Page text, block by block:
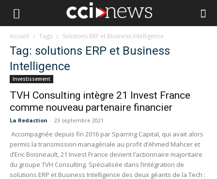
Accueil Tags Solutions ERP et Business Intelligence
Tag: solutions ERP et Business
Intelligence
Investissement
TVH Consulting intègre 21 Invest France
comme nouveau partenaire financier
La Redaction - 23 septembre 2021
Accompagnée depuis fin 2016 par Sparring Capital, qui avait alors
permis la transmission managériale au profit d’Ahmed Mahcer et
d’Eric Boisneault, 21 Invest France devient l’actionnaire majoritaire
du groupe TVH Consulting. Spécialisée dans l’intégration de
solutions ERP et Business Intelligence des deux géants de la Tech :